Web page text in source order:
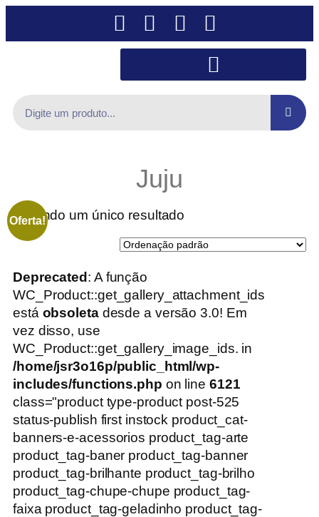
Juju
Exibindo um único resultado
Deprecated : A função
WC_Product::get_gallery_attachment_ids
está obsoletadesde a versão 3.0! Em
vez disso, use
WC_Product::get_gallery_image_ids. in
/home/jsr3o16p/public_html/wp-
includes/functions.php on line 6121
class="product type-product post-525
status-publish first instock product_cat-
banners-e-acessorios product_tag-arte
product_tag-baner product_tag-banner
product_tag-brilhante product_tag-brilho
product_tag-chupe-chupe product_tag-
faixa product_tag-geladinho product_tag-
Oferta!